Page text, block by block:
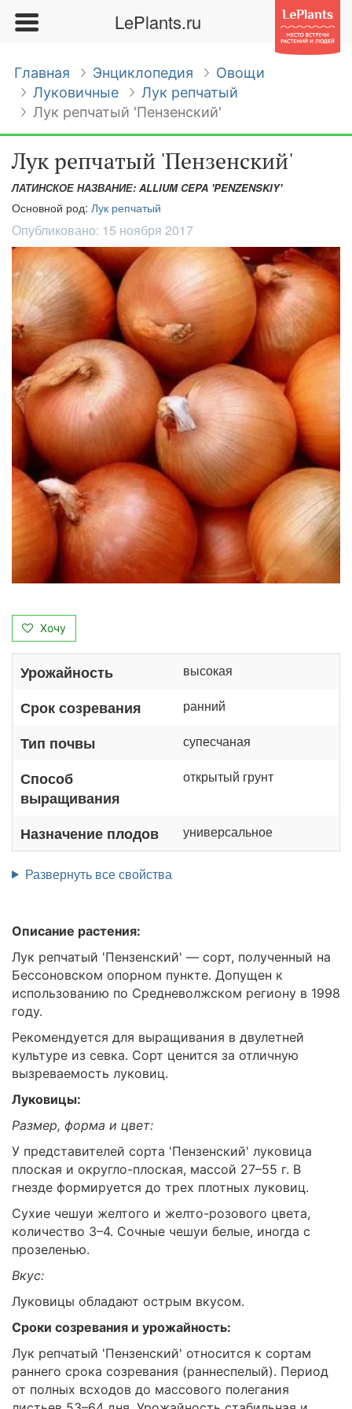
LePlants.ru
Главная Энциклопедия
Овощи
Луковичные
Лук репчатый
Лук репчатый 'Пензенский'
Лук репчатый 'Пензенский'
ЛАТИНСКОЕ НАЗВАНИЕ: ALLIUM CEPA 'PENZENSKIY'
Основной род: Лук репчатый
Опубликовано: 15 ноября 2017
Хочу
Урожайность высокая
Срок созревания ранний
Тип почвы супесчаная
Способ
выращивания
открытый грунт
Назначение плодов универсальное
Развернуть все свойства
Описание растения:
Лук репчатый 'Пензенский' — сорт, полученный на
Бессоновском опорном пункте. Допущен к
использованию по Средневолжском региону в 1998
году.
Рекомендуется для выращивания в двулетней
культуре из севка. Сорт ценится за отличную
вызреваемость луковиц.
Луковицы:
Размер, форма и цвет:
У представителей сорта 'Пензенский' луковица
плоская и округло-плоская, массой 27–55 г. В
гнезде формируется до трех плотных луковиц.
Сухие чешуи желтого и желто-розового цвета,
количество 3–4. Сочные чешуи белые, иногда с
прозеленью.
Вкус:
Луковицы обладают острым вкусом.
Сроки созревания и урожайность:
Лук репчатый 'Пензенский' относится к сортам
раннего срока созревания (раннеспелый). Период
от полных всходов до массового полегания